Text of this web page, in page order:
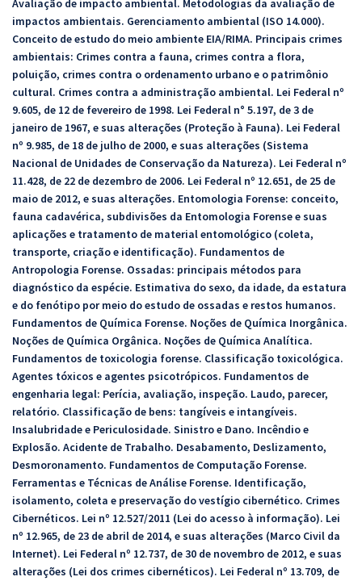
Avaliação de impacto ambiental. Metodologias da avaliação de
impactos ambientais. Gerenciamento ambiental (ISO 14.000).
Conceito de estudo do meio ambiente EIA/RIMA. Principais crimes
ambientais: Crimes contra a fauna, crimes contra a flora,
poluição, crimes contra o ordenamento urbano e o patrimônio
cultural. Crimes contra a administração ambiental. Lei Federal nº
9.605, de 12 de fevereiro de 1998. Lei Federal n° 5.197, de 3 de
janeiro de 1967, e suas alterações (Proteção à Fauna). Lei Federal
nº 9.985, de 18 de julho de 2000, e suas alterações (Sistema
Nacional de Unidades de Conservação da Natureza). Lei Federal nº
11.428, de 22 de dezembro de 2006. Lei Federal nº 12.651, de 25 de
maio de 2012, e suas alterações. Entomologia Forense: conceito,
fauna cadavérica, subdivisões da Entomologia Forense e suas
aplicações e tratamento de material entomológico (coleta,
transporte, criação e identificação). Fundamentos de
Antropologia Forense. Ossadas: principais métodos para
diagnóstico da espécie. Estimativa do sexo, da idade, da estatura
e do fenótipo por meio do estudo de ossadas e restos humanos.
Fundamentos de Química Forense. Noções de Química Inorgânica.
Noções de Química Orgânica. Noções de Química Analítica.
Fundamentos de toxicologia forense. Classificação toxicológica.
Agentes tóxicos e agentes psicotrópicos. Fundamentos de
engenharia legal: Perícia, avaliação, inspeção. Laudo, parecer,
relatório. Classificação de bens: tangíveis e intangíveis.
Insalubridade e Periculosidade. Sinistro e Dano. Incêndio e
Explosão. Acidente de Trabalho. Desabamento, Deslizamento,
Desmoronamento. Fundamentos de Computação Forense.
Ferramentas e Técnicas de Análise Forense. Identificação,
isolamento, coleta e preservação do vestígio cibernético. Crimes
Cibernéticos. Lei nº 12.527/2011 (Lei do acesso à informação). Lei
nº 12.965, de 23 de abril de 2014, e suas alterações (Marco Civil da
Internet). Lei Federal nº 12.737, de 30 de novembro de 2012, e suas
alterações (Lei dos crimes cibernéticos). Lei Federal nº 13.709, de